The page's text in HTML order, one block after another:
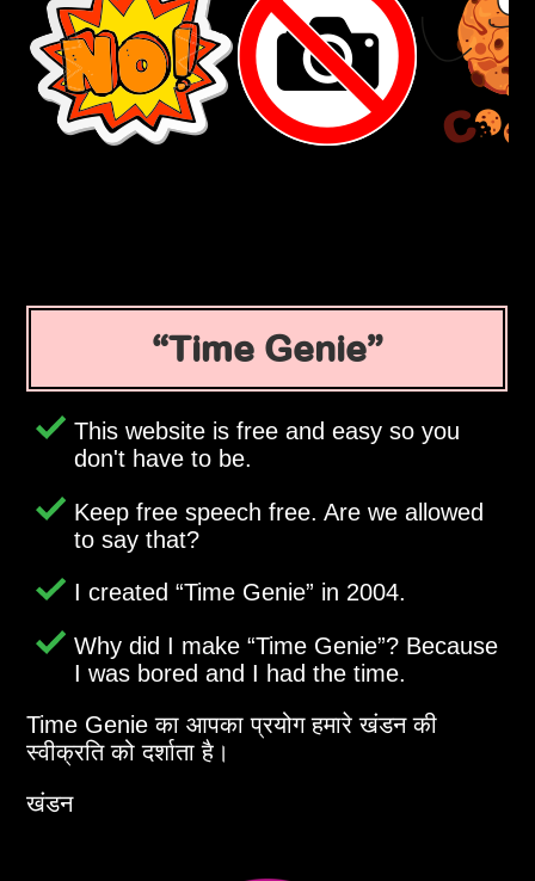
Time Genie
This website is free and easy so you
don't have to be.
Keep free speech free. Are we allowed
to say that?
I created Time Genie in 2004.
Why did I make Time Genie ? Because
I was bored and I had the time.
Time Genie का आपका प्रयोग हमारे खंडन की
स्वीक्रति को दर्शाता है।
खंडन